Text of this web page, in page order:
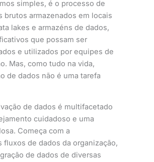
simples, é o processo de
brutos armazenados em locais
lakes e armazéns de dados,
que possam ser
e utilizados por equipes de
Mas, como tudo na vida,
de dados não é uma tarefa
de dados é multifacetado
cuidadoso e uma
Começa com a
fluxos de dados da organização,
de dados de diversas